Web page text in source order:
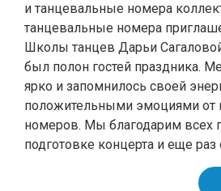
и танцевальные номера
танцевальные номера
Школы танцев Дарьи
был полон гостей праздника.
ярко и запомнилось своей
положительными эмоциями от
номеров. Мы благодарим всех
подготовке концерта и еще раз